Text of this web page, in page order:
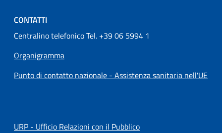
CONTATTI
Centralino telefonico Tel. +39 06 5994 1
Organigramma
Punto di contatto nazionale - Assistenza sanitaria nell'UE
URP - Ufficio Relazioni con il Pubblico